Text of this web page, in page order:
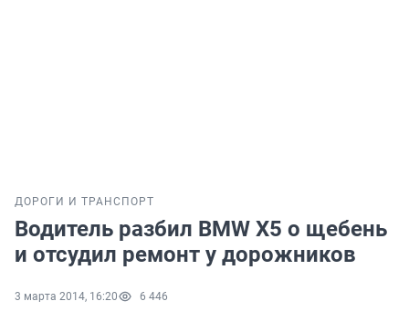
ДОРОГИ И ТРАНСПОРТ
Водитель разбил BMW X5 о щебень
и отсудил ремонт у дорожников
3 марта 2014, 16:20 6 446